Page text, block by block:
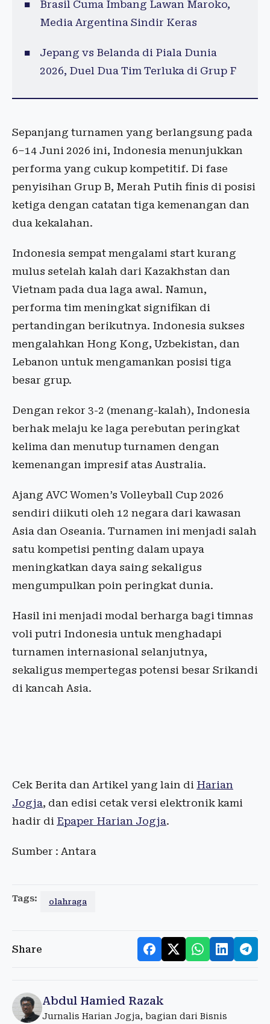
Brasil Cuma Imbang Lawan Maroko,
Media Argentina Sindir Keras
Jepang vs Belanda di Piala Dunia
2026, Duel Dua Tim Terluka di Grup F
Sepanjang turnamen yang berlangsung pada
6–14 Juni 2026 ini, Indonesia menunjukkan
performa yang cukup kompetitif. Di fase
penyisihan Grup B, Merah Putih finis di posisi
ketiga dengan catatan tiga kemenangan dan
dua kekalahan.
Indonesia sempat mengalami start kurang
mulus setelah kalah dari Kazakhstan dan
Vietnam pada dua laga awal. Namun,
performa tim meningkat signifikan di
pertandingan berikutnya. Indonesia sukses
mengalahkan Hong Kong, Uzbekistan, dan
Lebanon untuk mengamankan posisi tiga
besar grup.
Dengan rekor 3-2 (menang-kalah), Indonesia
berhak melaju ke laga perebutan peringkat
kelima dan menutup turnamen dengan
kemenangan impresif atas Australia.
Ajang AVC Women’s Volleyball Cup 2026
sendiri diikuti oleh 12 negara dari kawasan
Asia dan Oseania. Turnamen ini menjadi salah
satu kompetisi penting dalam upaya
meningkatkan daya saing sekaligus
mengumpulkan poin peringkat dunia.
Hasil ini menjadi modal berharga bagi timnas
voli putri Indonesia untuk menghadapi
turnamen internasional selanjutnya,
sekaligus mempertegas potensi besar Srikandi
di kancah Asia.
Cek Berita dan Artikel yang lain di Harian
Jogja, dan edisi cetak versi elektronik kami
hadir di Epaper Harian Jogja.
Sumber : Antara
Tags: olahraga
Share
Abdul Hamied Razak
Jurnalis Harian Jogja, bagian dari Bisnis